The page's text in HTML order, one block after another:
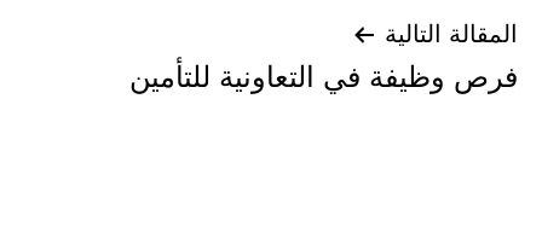
المقالة التالية
فرص وظيفة في التعاونية للتأمين